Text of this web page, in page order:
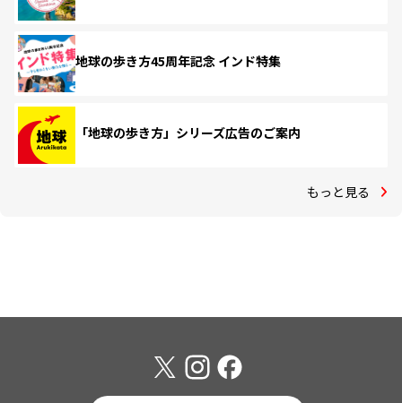
地球の歩き方45周年記念 インド特集
「地球の歩き方」シリーズ広告のご案内
もっと見る